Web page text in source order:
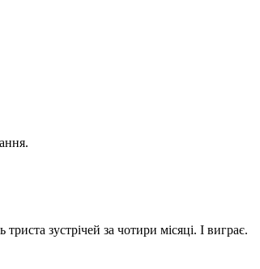
зустрічей за чотири місяці. І виграє.